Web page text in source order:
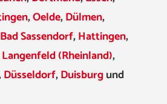
,Oelde,Dülmen,
Bad Sassendorf,Hattingen,
Langenfeld (Rheinland),
Düsseldorf,Duisburgund